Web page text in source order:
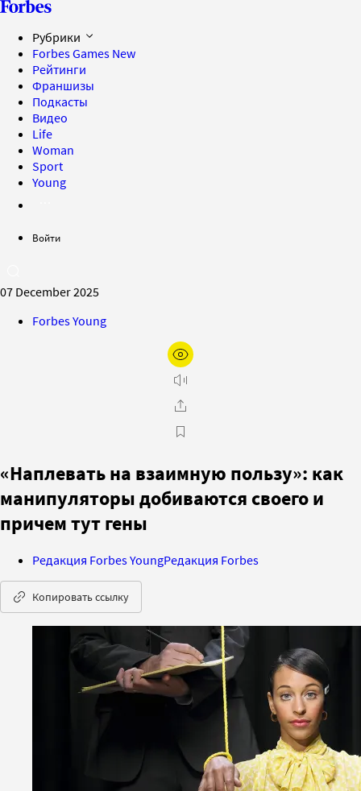
Рубрики
Forbes Games New
Рейтинги
Франшизы
Подкасты
Видео
Life
Woman
Sport
Young
Войти
07 December 2025
Forbes Young
«Наплевать на взаимную пользу»: как
манипуляторы добиваются своего и
причем тут гены
Редакция Forbes YoungРедакция Forbes
Копировать ссылку